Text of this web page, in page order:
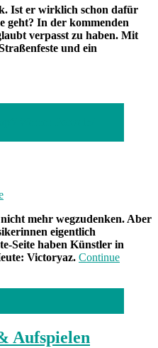
Ist er wirklich schon dafür
geht? In der kommenden
verpasst zu haben. Mit
und ein
mehr wegzudenken. Aber
eigentlich
Seite haben Künstler in
Victoryaz. Continue
Aufspielen